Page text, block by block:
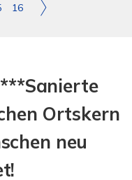
16
Ortskern
neu